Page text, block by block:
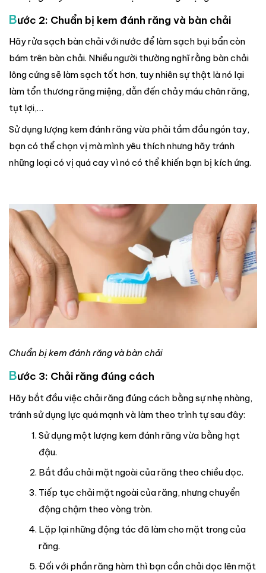
Bước 2: Chuẩn bị kem đánh răng và bàn chải
Hãy rửa sạch bàn chải với nước để làm sạch bụi bẩn còn
bám trên bàn chải. Nhiều người thường nghĩ rằng bàn chải
lông cứng sẽ làm sạch tốt hơn, tuy nhiên sự thật là nó lại
làm tổn thương răng miệng, dẫn đến chảy máu chân răng,
tụt lợi,…
Sử dụng lượng kem đánh răng vừa phải tầm đầu ngón tay,
bạn có thể chọn vị mà mình yêu thích nhưng hãy tránh
những loại có vị quá cay vì nó có thể khiến bạn bị kích ứng.
Chuẩn bị kem đánh răng và bàn chải
Bước 3: Chải răng đúng cách
Hãy bắt đầu việc chải răng đúng cách bằng sự nhẹ nhàng,
tránh sử dụng lực quá mạnh và làm theo trình tự sau đây:
Sử dụng một lượng kem đánh răng vừa bằng hạt
đậu.
Bắt đầu chải mặt ngoài của răng theo chiều dọc.
Tiếp tục chải mặt ngoài của răng, nhưng chuyển
động chậm theo vòng tròn.
Lặp lại những động tác đã làm cho mặt trong của
răng.
Đối với phần răng hàm thì bạn cần chải dọc lên mặt